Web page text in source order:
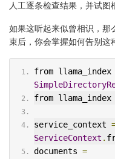
人工逐条检查结果，并试图
如果这听起来似曾相识，那
束后，你会掌握如何告别这
from llama_index
from llama_index
service_context
ServiceContext .
documents =